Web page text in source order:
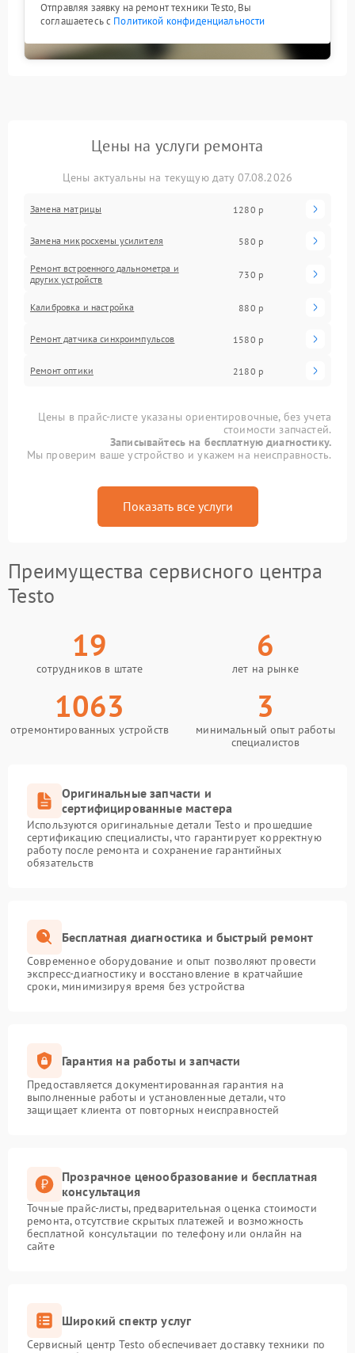
Отправляя заявку на ремонт техники Testo, Вы
соглашаетесь с Политикой конфиденциальности
Цены на услуги ремонта
Цены актуальны на текущую дату 07.08.2026
Замена матрицы 1280 р
Замена микросхемы усилителя 580 р
Ремонт встроенного дальнометра и
других устройств
730 р
Калибровка и настройка 880 р
Ремонт датчика синхроимпульсов 1580 р
Ремонт оптики 2180 р
Цены в прайс-листе указаны ориентировочные, без учета
стоимости запчастей.
Записывайтесь на бесплатную диагностику.
Мы проверим ваше устройство и укажем на неисправность.
Показать все услуги
Преимущества сервисного центра
Testo
19
сотрудников в штате
6
лет на рынке
1063
отремонтированных устройств
3
минимальный опыт работы
специалистов
Оригинальные запчасти и
сертифицированные мастера
Используются оригинальные детали Testo и прошедшие
сертификацию специалисты, что гарантирует корректную
работу после ремонта и сохранение гарантийных
обязательств
Бесплатная диагностика и быстрый ремонт
Современное оборудование и опыт позволяют провести
экспресс-диагностику и восстановление в кратчайшие
сроки, минимизируя время без устройства
Гарантия на работы и запчасти
Предоставляется документированная гарантия на
выполненные работы и установленные детали, что
защищает клиента от повторных неисправностей
Прозрачное ценообразование и бесплатная
консультация
Точные прайс-листы, предварительная оценка стоимости
ремонта, отсутствие скрытых платежей и возможность
бесплатной консультации по телефону или онлайн на
сайте
Широкий спектр услуг
Сервисный центр Testo обеспечивает доставку техники по